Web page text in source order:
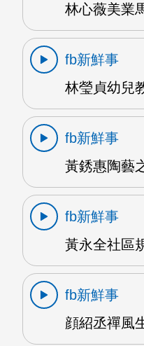
林心薇美業
fb新鮮事
林瑩貞幼兒
fb新鮮事
黃銹惠陶藝
fb新鮮事
黃永全社區
fb新鮮事
顔紹丞禪風